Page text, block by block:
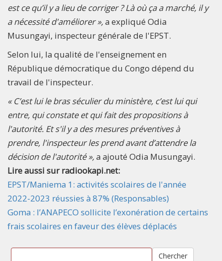
est ce qu’il y a lieu de corriger ? Là où ça a marché, il y
a nécessité d'améliorer »,a expliqué Odia
Musungayi, inspecteur générale de l'EPST.
Selon lui, la qualité de l'enseignement en
République démocratique du Congo dépend du
travail de l'inspecteur.
« C’est lui le bras séculier du ministère, c’est lui qui
entre, qui constate et qui fait des propositions à
l'autorité. Et s'il y a des mesures préventives à
prendre, l'inspecteur les prend avant d’attendre la
décision de l'autorité »,a ajouté Odia Musungayi.
Lire aussi sur radiookapi.net:
EPST/Maniema 1: activités scolaires de l'année
2022-2023 réussies à 87% (Responsables)
Goma : l’ANAPECO sollicite l’exonération de certains
frais scolaires en faveur des élèves déplacés
Chercher